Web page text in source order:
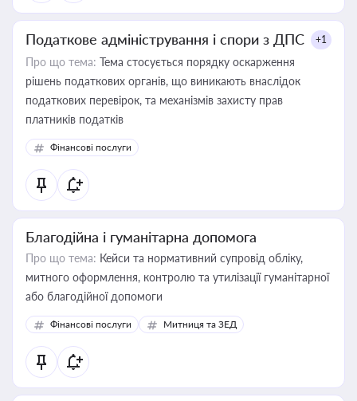
Податкове адміністрування і спори з ДПС +1
Про що тема: Тема стосується порядку оскарження
рішень податкових органів, що виникають внаслідок
податкових перевірок, та механізмів захисту прав
платників податків
Фінансові послуги
Благодійна і гуманітарна допомога
Про що тема: Кейси та нормативний супровід обліку,
митного оформлення, контролю та утилізації гуманітарної
або благодійної допомоги
Фінансові послуги Митниця та ЗЕД